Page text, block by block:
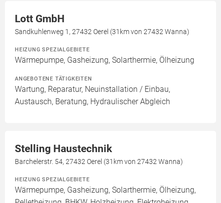
Lott GmbH
Sandkuhlenweg 1, 27432 Oerel (31km von 27432 Wanna)
HEIZUNG SPEZIALGEBIETE
Wärmepumpe, Gasheizung, Solarthermie, Ölheizung
ANGEBOTENE TÄTIGKEITEN
Wartung, Reparatur, Neuinstallation / Einbau,
Austausch, Beratung, Hydraulischer Abgleich
Stelling Haustechnik
Barchelerstr. 54, 27432 Oerel (31km von 27432 Wanna)
HEIZUNG SPEZIALGEBIETE
Wärmepumpe, Gasheizung, Solarthermie, Ölheizung,